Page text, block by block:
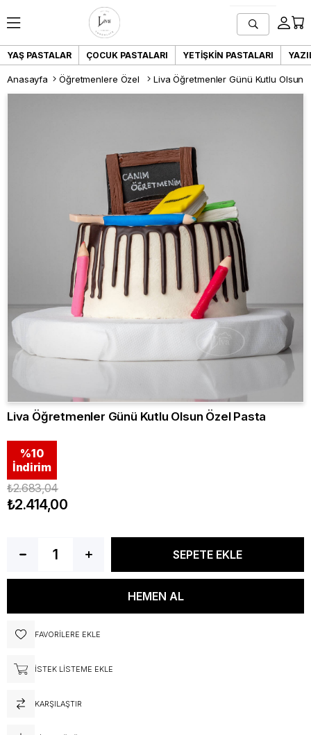
YAŞ PASTALAR ÇOCUK PASTALARI YETIŞKIN PASTALARI
Anasayfa Öğretmenlere Özel Liva Öğretmenler Günü Kutlu Olsun
Liva Öğretmenler Günü Kutlu Olsun Özel Pasta
%10
İndirim
₺2.683,04
₺2.414,00
FAVORILERE EKLE
İSTEK LISTEME EKLE
KARŞILAŞTIR